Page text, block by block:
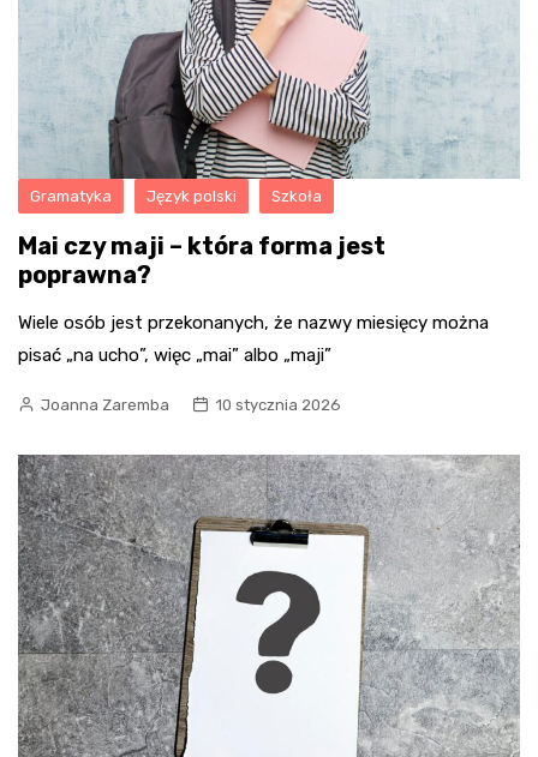
Gramatyka Język polski Szkoła
Mai czy maji – która forma jest
poprawna?
Wiele osób jest przekonanych, że nazwy miesięcy można
pisać „na ucho”, więc „mai” albo „maji”
Joanna Zaremba 10 stycznia 2026